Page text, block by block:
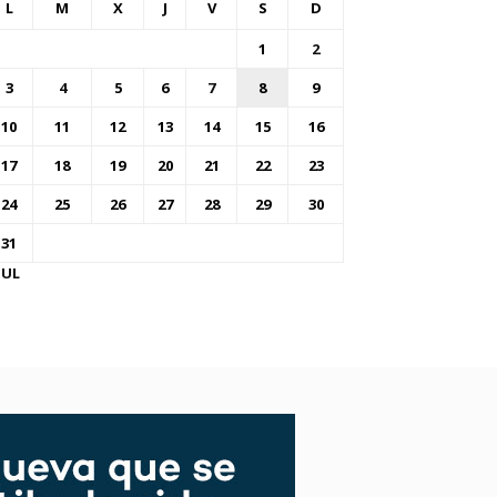
L M X J V S D
1
2
3
4 5 6 7 8
9
10
11 12 13 14 15
16
17
18 19 20 21 22
23
24
25 26 27 28 29
30
31